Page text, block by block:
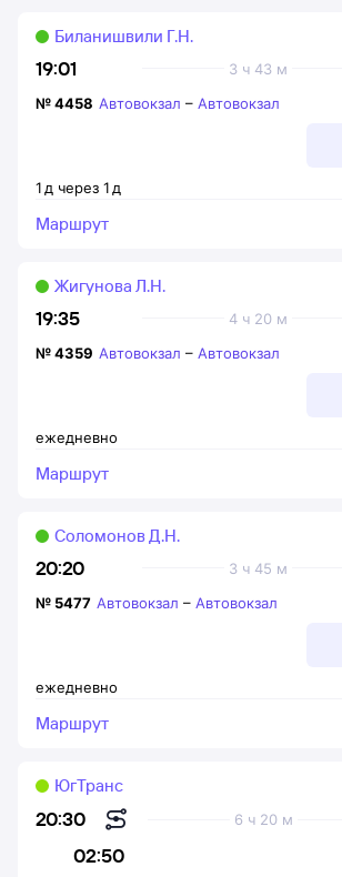
19:01 3 ч 43 м
Биланишвили Г.Н.
1 д через 1 д
№4458 Автовокзал – Автовокзал
Маршрут
19:35 4 ч 20 м
Жигунова Л.Н.
ежедневно
№4359 Автовокзал – Автовокзал
Маршрут
20:20 3 ч 45 м
Соломонов Д.Н.
ежедневно
№ 5477 Автовокзал – Автовокзал
Маршрут
20:30
02:50
6 ч 20 м
ЮгТранс